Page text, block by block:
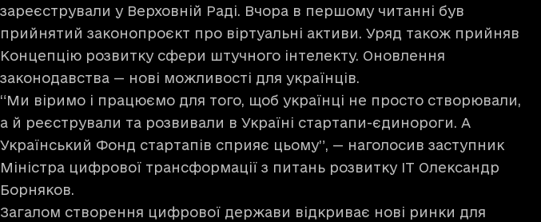
зареєстрували у Верховній Раді. Вчора в першому читанні був
прийнятий законопроєкт про віртуальні активи. Уряд також прийняв
Концепцію розвитку сфери штучного інтелекту. Оновлення
законодавства — нові можливості для українців.
“Ми віримо і працюємо для того, щоб українці не просто створювали,
а й реєстрували та розвивали в Україні стартапи-єдинороги. А
Український Фонд стартапів сприяє цьому”, — наголосив заступник
Міністра цифрової трансформації з питань розвитку IT Олександр
Борняков.
Загалом створення цифрової держави відкриває нові ринки для